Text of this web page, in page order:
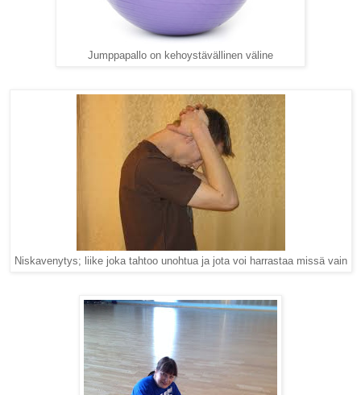
Jumppapallo on kehoystävällinen väline
Niskavenytys; liike joka tahtoo unohtua ja jota voi harrastaa missä vain